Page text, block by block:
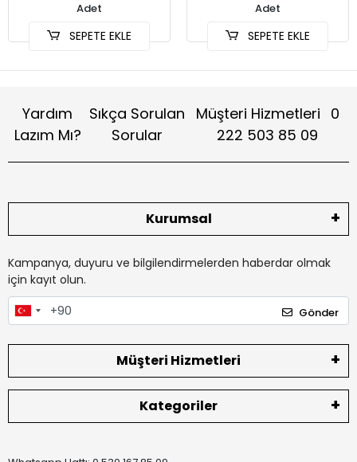
Adet
SEPETE EKLE
Adet
SEPETE EKLE
Yardım
Lazım Mı?
Sıkça Sorulan
Sorular
Müşteri Hizmetleri 0
222 503 85 09
Kurumsal
Kampanya, duyuru ve bilgilendirmelerden haberdar olmak
için kayıt olun.
Gönder
Müşteri Hizmetleri
Kategoriler